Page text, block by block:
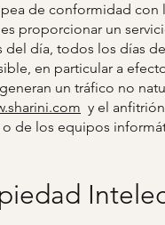
de conformidad con
proporcionar un
del día, todos los días
en particular a
un tráfico no
y el
de los equipos